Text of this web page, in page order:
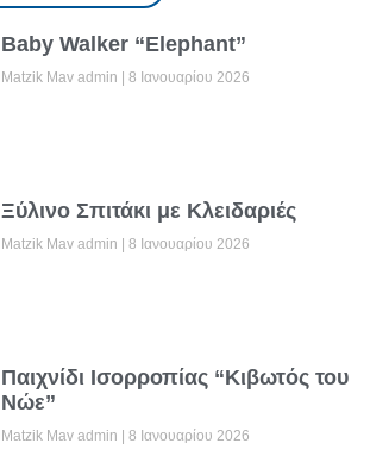
Baby Walker “Elephant”
Matzik Mav admin 8 Ιανουαρίου 2026
Ξύλινο Σπιτάκι με Κλειδαριές
Matzik Mav admin 8 Ιανουαρίου 2026
Παιχνίδι Ισορροπίας “Κιβωτός του
Νώε”
Matzik Mav admin 8 Ιανουαρίου 2026